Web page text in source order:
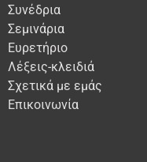
Συνέδρια
Σεμινάρια
Ευρετήριο
Λέξεις-κλειδιά
Σχετικά με εμάς
Επικοινωνία